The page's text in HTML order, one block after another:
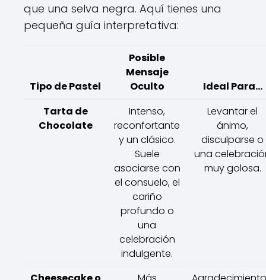
que una selva negra. Aquí tienes una
pequeña guía interpretativa:
Tipo de Pastel
Posible
Mensaje
Oculto
Ideal Para...
Tarta de
Chocolate
Intenso,
reconfortante
y un clásico.
Suele
asociarse con
el consuelo, el
cariño
profundo o
una
celebración
indulgente.
Levantar el
ánimo,
disculparse o
una
muy golosa.